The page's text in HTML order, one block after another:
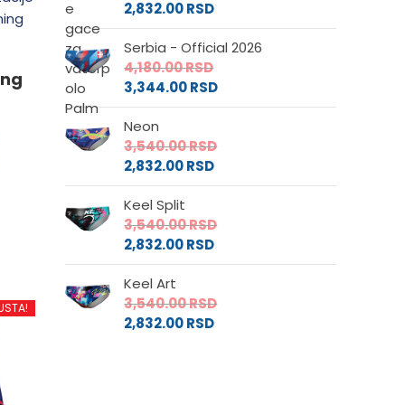
2,832.00RSD
Serbia - Official 2026
4,180.00RSD
3,344.00RSD
Neon
3,540.00RSD
2,832.00RSD
Keel Split
3,540.00RSD
2,832.00RSD
Keel Art
3,540.00RSD
2,832.00RSD